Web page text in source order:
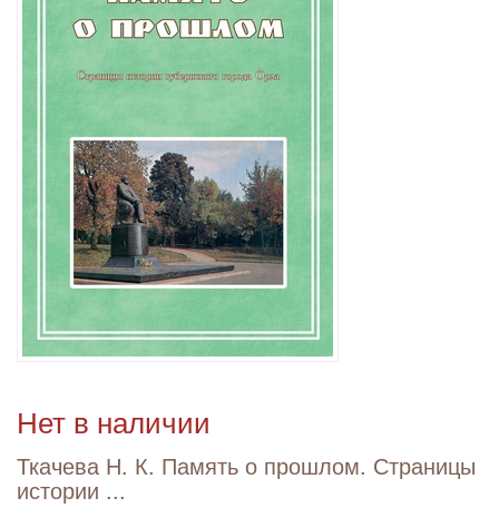
Нет в наличии
Ткачева Н. К. Память о прошлом. Страницы
истории ...